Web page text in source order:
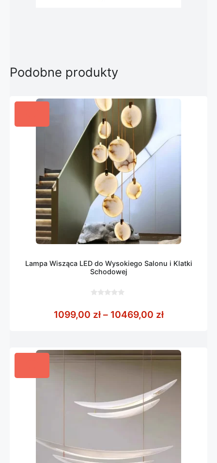
Podobne produkty
Lampa Wisząca LED do Wysokiego Salonu i Klatki
Schodowej
5
1099,00 zł – 10469,00 złZakres